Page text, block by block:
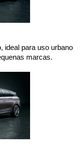
ideal para uso urbano
marcas.